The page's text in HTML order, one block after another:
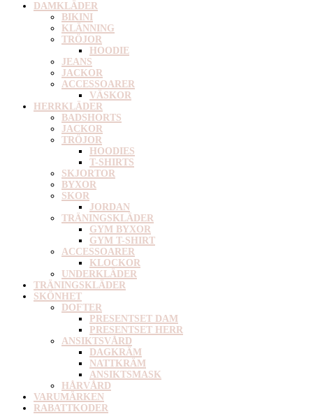
DAMKLÄDER
BIKINI
KLÄNNING
TRÖJOR
HOODIE
JEANS
JACKOR
ACCESSOARER
VÄSKOR
HERRKLÄDER
BADSHORTS
JACKOR
TRÖJOR
HOODIES
T-SHIRTS
SKJORTOR
BYXOR
SKOR
JORDAN
TRÄNINGSKLÄDER
GYM BYXOR
GYM T-SHIRT
ACCESSOARER
KLOCKOR
UNDERKLÄDER
TRÄNINGSKLÄDER
SKÖNHET
DOFTER
PRESENTSET DAM
PRESENTSET HERR
ANSIKTSVÅRD
DAGKRÄM
NATTKRÄM
ANSIKTSMASK
HÅRVÅRD
VARUMÄRKEN
RABATTKODER